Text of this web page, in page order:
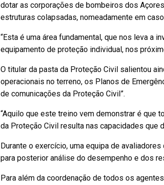
dotar as corporações de bombeiros dos
estruturas colapsadas, nomeadamente em
“Esta é uma área fundamental, que nos leva a
equipamento de proteção individual, nos
O titular da pasta da Proteção Civil salientou
operacionais no terreno, os Planos de
de comunicações da Proteção Civil”.
“Aquilo que este treino vem demonstrar é que
da Proteção Civil resulta nas capacidades que
Durante o exercício, uma equipa de
para posterior análise do desempenho e dos
Para além da coordenação de todos os